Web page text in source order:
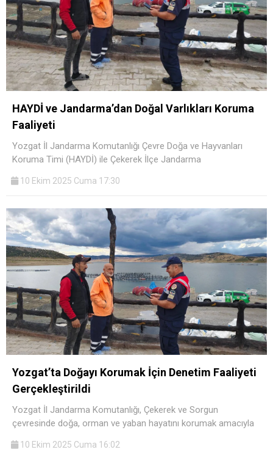
HAYDİ ve Jandarma’dan Doğal Varlıkları Koruma
Faaliyeti
Yozgat İl Jandarma Komutanlığı Çevre Doğa ve Hayvanları
Koruma Timi (HAYDİ) ile Çekerek İlçe Jandarma
10 Ekim 2025 Cuma 17:30
Yozgat’ta Doğayı Korumak İçin Denetim Faaliyeti
Gerçekleştirildi
Yozgat İl Jandarma Komutanlığı, Çekerek ve Sorgun
çevresinde doğa, orman ve yaban hayatını korumak amacıyla
10 Ekim 2025 Cuma 16:02